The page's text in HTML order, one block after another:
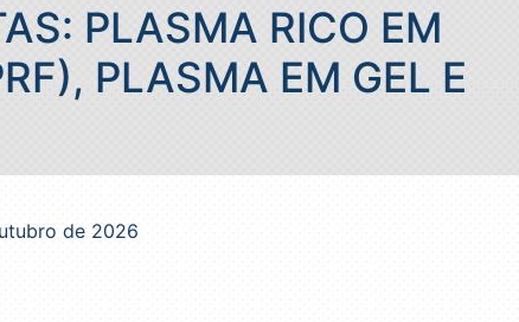
PLASMA RICO EM
PLASMA EM GEL E
de 2026